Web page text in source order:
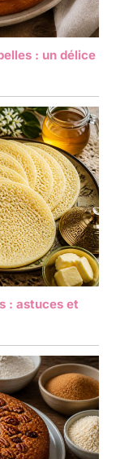
: un délice
: astuces et